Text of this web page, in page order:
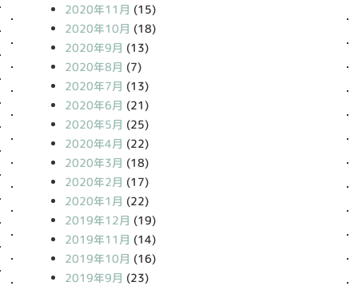
2020年11月 (15)
2020年10月 (18)
2020年9月 (13)
2020年8月 (7)
2020年7月 (13)
2020年6月 (21)
2020年5月 (25)
2020年4月 (22)
2020年3月 (18)
2020年2月 (17)
2020年1月 (22)
2019年12月 (19)
2019年11月 (14)
2019年10月 (16)
2019年9月 (23)